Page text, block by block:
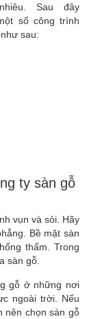
Sau đây
số công trình
sau:
ty sàn gỗ
vụn và sỏi. Hãy
Bề mặt sàn
thấm. Trong
sàn gỗ.
gỗ ở những nơi
ngoài trời. Nếu
nên chọn sàn gỗ